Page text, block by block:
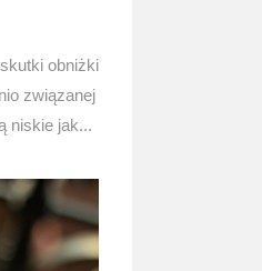
obniżki
związanej
niskie jak...